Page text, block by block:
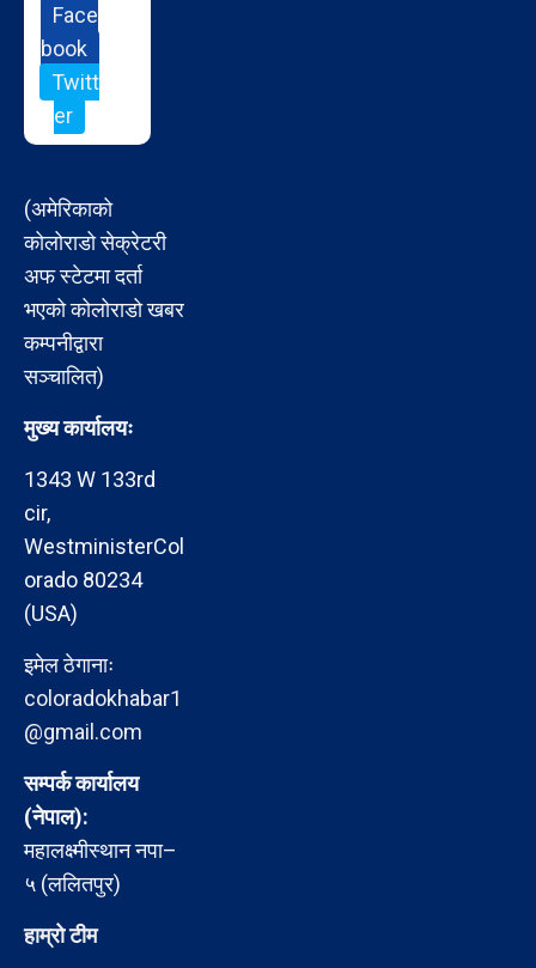
Face
book
Twitt
er
(अमेरिकाको
कोलोराडो सेक्रेटरी
अफ स्टेटमा दर्ता
भएको कोलोराडो खबर
कम्पनीद्वारा
सञ्चालित)
मुख्य कार्यालयः
1343 W 133rd
cir,
WestministerCol
orado 80234
(USA)
इमेल ठेगानाः
coloradokhabar1
@gmail.com
सम्पर्क कार्यालय
(नेपाल):
महालक्ष्मीस्थान नपा–
५ (ललितपुर)
हाम्रो टीम